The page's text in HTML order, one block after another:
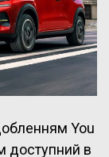
You
доступний в